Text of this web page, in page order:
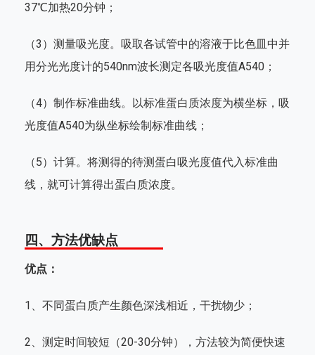
37℃加热20分钟；
（3）测量吸光度。吸取各试管中的溶液于比色皿中并
用分光光度计的540nm波长测定各吸光度值A540；
（4）制作标准曲线。以标准蛋白质浓度为横坐标，吸
光度值A540为纵坐标绘制标准曲线；
（5）计算。将测得的待测蛋白吸光度值代入标准曲
线，就可计算得出蛋白质浓度。
四、方法优缺点
优点：
1、不同蛋白质产生颜色深浅相近，干扰物少；
2、测定时间较短（20-30分钟），方法较为简便快速